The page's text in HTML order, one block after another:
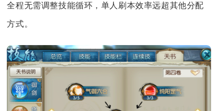
全程无需调整技能循环，单人刷本效率远超其他分配
方式。